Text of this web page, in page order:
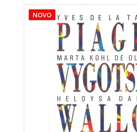
NOVO